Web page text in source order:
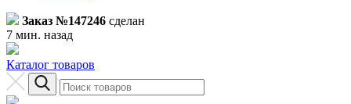
Заказ №147246 сделан
7 мин. назад
Каталог товаров